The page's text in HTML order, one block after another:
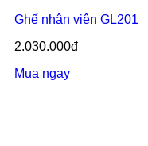
Ghế nhân viên GL201
2.030.000đ
Mua ngay